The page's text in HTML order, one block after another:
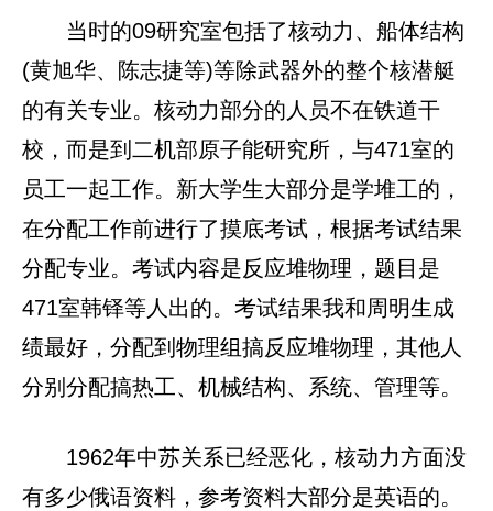
当时的09研究室包括了核动力、船体结构
(黄旭华、陈志捷等)等除武器外的整个核潜艇
的有关专业。核动力部分的人员不在铁道干
校，而是到二机部原子能研究所，与471室的
员工一起工作。新大学生大部分是学堆工的，
在分配工作前进行了摸底考试，根据考试结果
分配专业。考试内容是反应堆物理，题目是
471室韩铎等人出的。考试结果我和周明生成
绩最好，分配到物理组搞反应堆物理，其他人
分别分配搞热工、机械结构、系统、管理等。
1962年中苏关系已经恶化，核动力方面没
有多少俄语资料，参考资料大部分是英语的。